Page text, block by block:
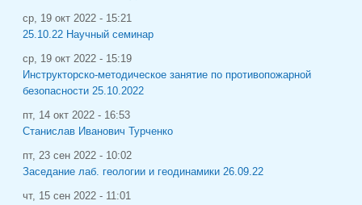
ср, 19 окт 2022 - 15:21
25.10.22 Научный семинар
ср, 19 окт 2022 - 15:19
Инструкторско-методическое занятие по противопожарной
безопасности 25.10.2022
пт, 14 окт 2022 - 16:53
Станислав Иванович Турченко
пт, 23 сен 2022 - 10:02
Заседание лаб. геологии и геодинамики 26.09.22
чт, 15 сен 2022 - 11:01